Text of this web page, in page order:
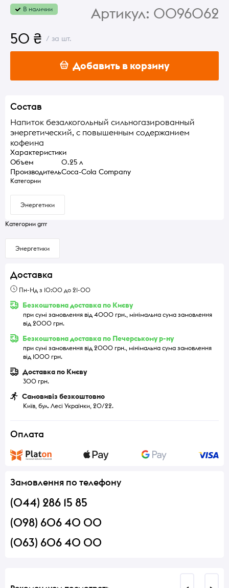
В наличии Артикул: 0096062
50 ₴ / за шт.
Добавить в корзину
Состав
Напиток безалкогольный сильногазированный
энергетический, с повышенным содержанием
кофеина
Характеристики
Объем
0.25 л
ПроизводительCoca-Cola Company
Категории
Энергетики
Категории grrr
Энергетики
Доставка
Пн-Нд з 10:00 до 21-00
Безкоштовна доставка по Києву
при сумі замовлення від 4000 грн., мінімальна сума замовлення
від 2000 грн.
Безкоштовна доставка по Печерському р-ну
при сумі замовлення від 2000 грн., мінімальна сума замовлення
від 1000 грн.
Доставка по Києву
300 грн.
Самовивіз безкоштовно
Київ, бул. Лесі Українки, 20/22.
Оплата
Замовлення по телефону
(044) 286 15 85
(098) 606 40 00
(063) 606 40 00